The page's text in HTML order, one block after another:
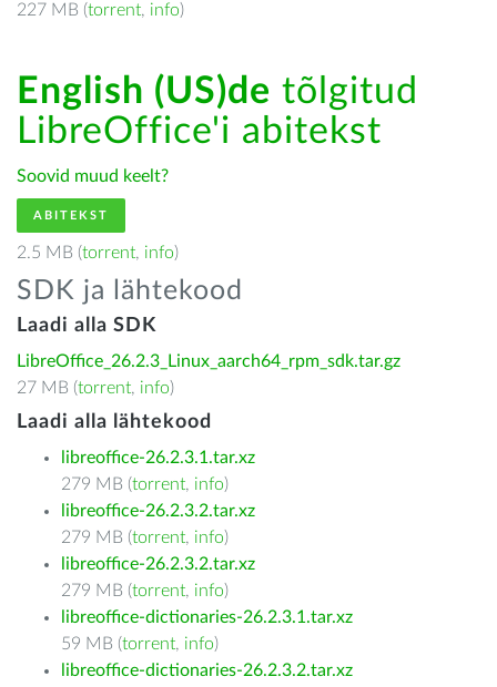
227 MB (torrent, info)
English (US)de tõlgitud
LibreOffice'i abitekst
Soovid muud keelt?
ABITEKST
2.5 MB (torrent, info)
SDK ja lähtekood
Laadi alla SDK
LibreOffice_26.2.3_Linux_aarch64_rpm_sdk.tar.gz
27 MB (torrent, info)
Laadi alla lähtekood
libreoffice-26.2.3.1.tar.xz
279 MB (torrent, info)
libreoffice-26.2.3.2.tar.xz
279 MB (torrent, info)
libreoffice-26.2.3.2.tar.xz
279 MB (torrent, info)
libreoffice-dictionaries-26.2.3.1.tar.xz
59 MB (torrent, info)
libreoffice-dictionaries-26.2.3.2.tar.xz